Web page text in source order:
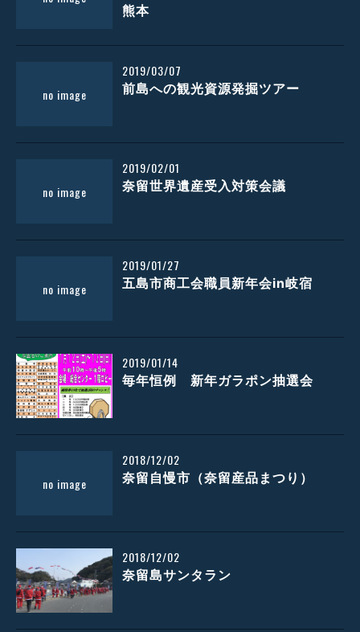
熊本
2019/03/07
前島への観光資源発掘ツアー
2019/02/01
奈留世界遺産受入対策会議
2019/01/27
五島市商工会職員新年会in岐宿
2019/01/14
毎年恒例 新年ガラポン抽選会
2018/12/02
奈留自慢市（奈留産品まつり）
2018/12/02
奈留島サンタラン